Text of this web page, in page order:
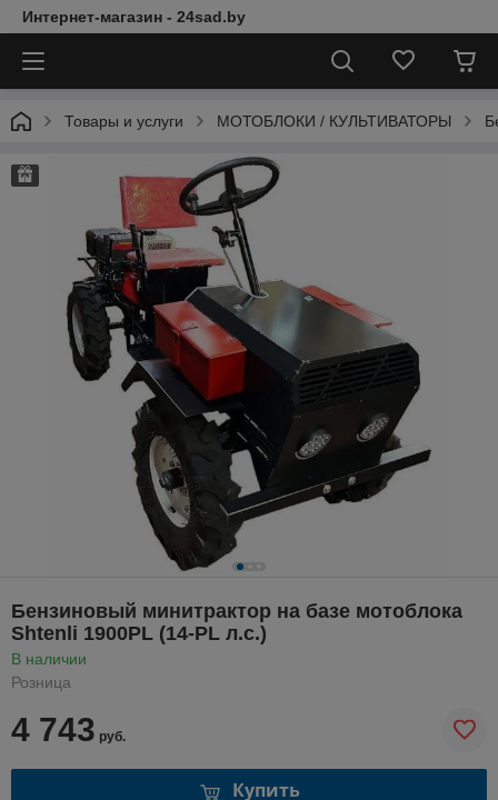
Интернет-магазин - 24sad.by
Товары и услуги МОТОБЛОКИ / КУЛЬТИВАТОРЫ
Бензиновый минитрактор на базе мотоблока
Shtenli 1900PL (14-PL л.с.)
В наличии
Розница
4 743 руб.
Купить